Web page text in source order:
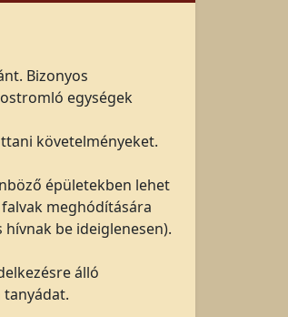
Bizonyos
egységek
követelményeket.
épületekben lehet
meghódítására
be ideiglenesen).
álló